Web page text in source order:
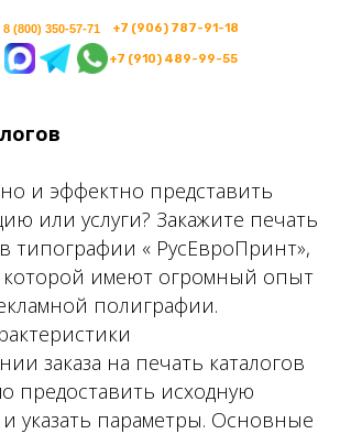
+7 (910) 489-99-55
57-71
и эффектно представить
или услуги? Закажите печать
типографии « РусЕвроПринт»,
которой имеют огромный опыт
полиграфии.
заказа на печать каталогов
предоставить исходную
указать параметры. Основные